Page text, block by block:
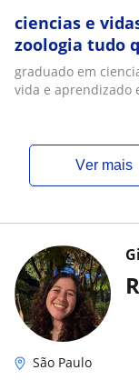
ciencias e
zoologia tudo
graduado em
vida e aprendizado
ver mais
São Paulo